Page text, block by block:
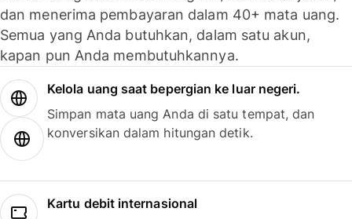
dan menerima pembayaran dalam 40+ mata uang.
Semua yang Anda butuhkan, dalam satu akun,
kapan pun Anda membutuhkannya.
Kelola uang saat bepergian ke luar negeri.
Simpan mata uang Anda di satu tempat, dan
konversikan dalam hitungan detik.
Kartu debit internasional